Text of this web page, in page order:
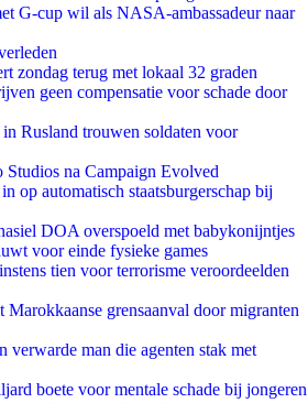
G-cup wil als NASA-ambassadeur naar
zondag terug met lokaal 32 graden
geen compensatie voor schade door
Rusland trouwen soldaten voor
Studios na Campaign Evolved
op automatisch staatsburgerschap bij
DOA overspoeld met babykonijntjes
voor einde fysieke games
tien voor terrorisme veroordeelden
Marokkaanse grensaanval door migranten
verwarde man die agenten stak met
boete voor mentale schade bij jongeren